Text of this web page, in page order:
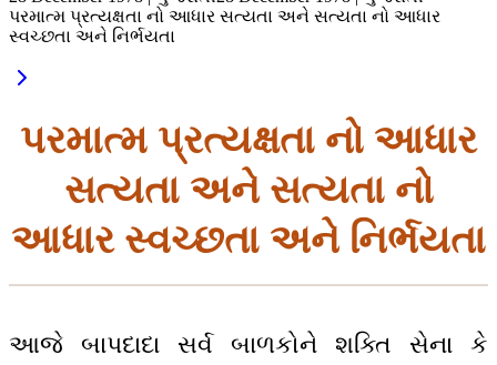
પરમાત્મ પ્રત્યક્ષતા નો આધાર સત્યતા અને સત્યતા નો આધાર
સ્વચ્છતા અને નિર્ભયતા
પરમાત્મ પ્રત્યક્ષતા નો આધાર
સત્યતા અને સત્યતા નો
આધાર સ્વચ્છતા અને નિર્ભયતા
આજે બાપદાદા સર્વ બાળકોને શક્તિ સેના કે